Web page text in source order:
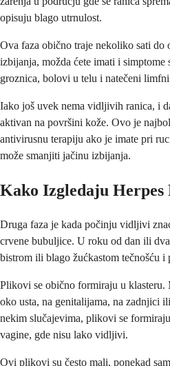
opisuju blago utrnulost.
Ova faza obično traje nekoliko sati do
izbijanja, možda ćete imati i simptome
groznica, bolovi u telu i natečeni
Iako još uvek nema vidljivih ranica, i
aktivan na površini kože. Ovo je
antivirusnu terapiju ako je imate pri
može smanjiti jačinu izbijanja.
Kako Izgledaju Herpes
Druga faza je kada počinju vidljivi
crvene bubuljice. U roku od dan ili
bistrom ili blago žućkastom tečnošću i
Plikovi se obično formiraju u klasteru.
oko usta, na genitalijama, na zadnjici
nekim slučajevima, plikovi se
vagine, gde nisu lako vidljivi.
Ovi plikovi su često mali, ponekad